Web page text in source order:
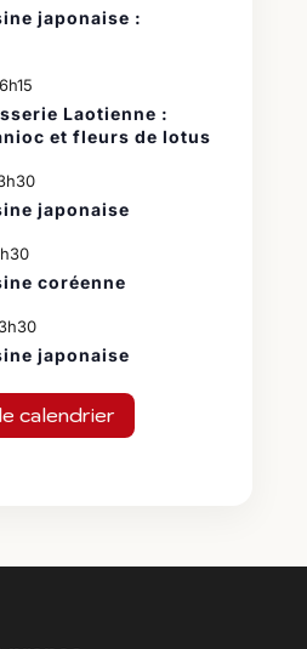
japonaise :
Laotienne :
et fleurs de lotus
japonaise
coréenne
japonaise
calendrier